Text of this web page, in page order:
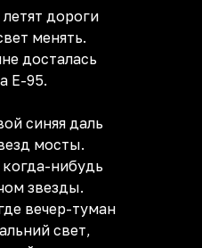
дороги
менять.
досталась
Е-95.
синяя даль
мосты.
нибудь
звезды.
вечер-туман
свет,